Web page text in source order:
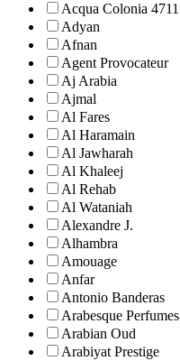
Acqua Colonia 4711
Adyan
Afnan
Agent Provocateur
Aj Arabia
Ajmal
Al Fares
Al Haramain
Al Jawharah
Al Khaleej
Al Rehab
Al Wataniah
Alexandre J.
Alhambra
Amouage
Anfar
Antonio Banderas
Arabesque Perfumes
Arabian Oud
Arabiyat Prestige